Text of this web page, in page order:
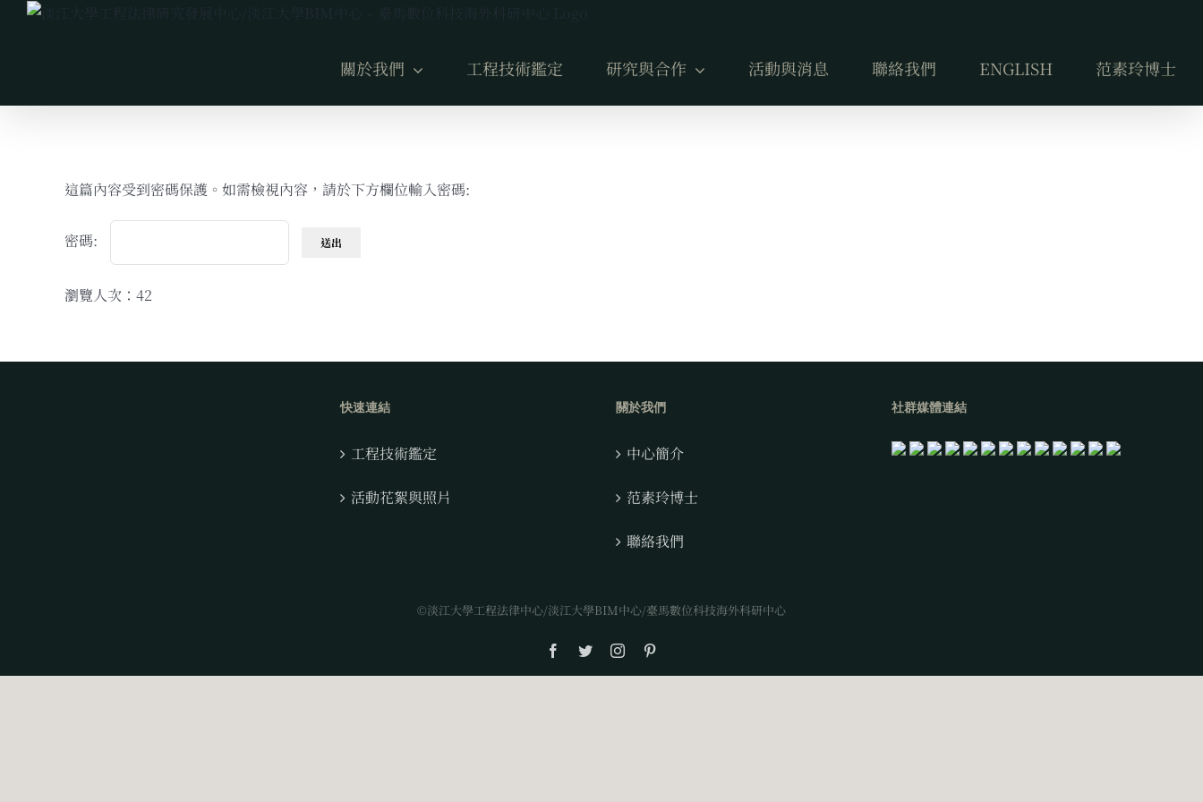
Skip
關於我們 工程技術鑑定 研究與合作 活動與消息 聯絡我們 ENGLISH 范素玲博士
這篇內容受到密碼保護。如需檢視內容，請於下方欄位輸入密碼:
密碼:
瀏覽人次：42
快速連結
工程技術鑑定
活動花絮與照片
關於我們
中心簡介
范素玲博士
聯絡我們
社群媒體連結
©淡江大學工程法律中心/淡江大學BIM中心/臺馬數位科技海外科研中心
Facebook
TwitterInstagram